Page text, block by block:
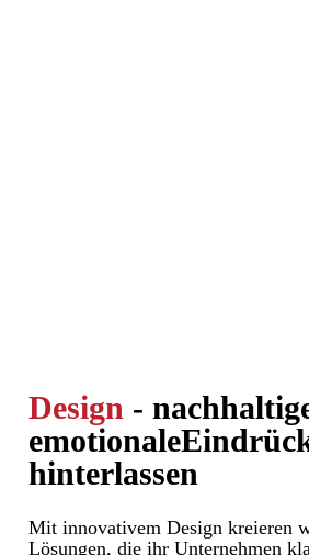
Design -
emotionale
hinterlassen
Mit innovativem Design kreieren
Lösungen, die ihr Unternehmen